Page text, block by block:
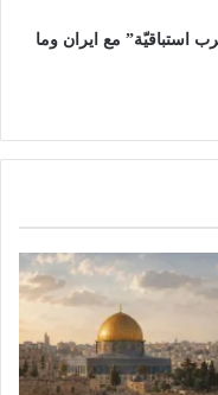
مع ايران وما